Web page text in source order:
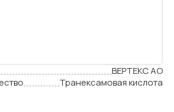
ВЕРТЕКС АО
Транексамовая кислота